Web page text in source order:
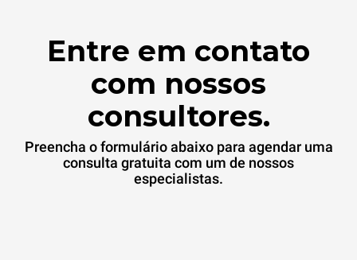
Entre em contato
com nossos
consultores.
Preencha o formulário abaixo para agendar uma
consulta gratuita com um de nossos
especialistas.